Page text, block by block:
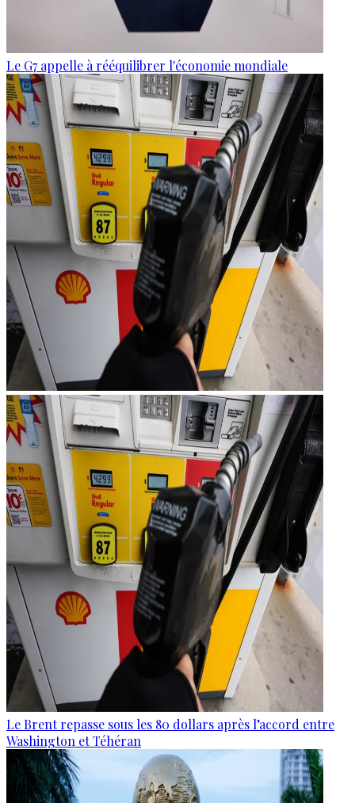
Le G7 appelle à rééquilibrer l'économie mondiale
Le Brent repasse sous les 80 dollars après l’accord entre
Washington et Téhéran